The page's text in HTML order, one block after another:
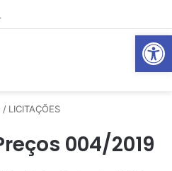
Abrir
Qualidade da Água Tratada
/ LICITAÇÕES
004/2019